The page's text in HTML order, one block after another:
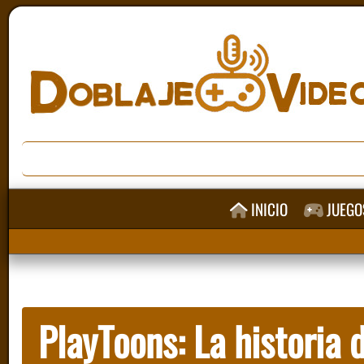
INICIO
PlayToons: La